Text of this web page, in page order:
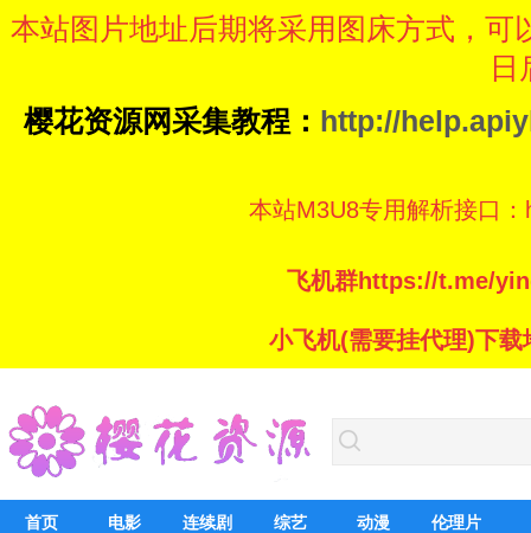
本站图片地址后期将采用图床方式，
日
樱花资源网采集教程： http://
本站M3U8专用解析接口
飞机群https://t.me/
小飞机(需要挂代理)下
首页 电影 连续剧 综艺 动漫 伦理片